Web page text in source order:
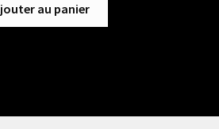
au panier